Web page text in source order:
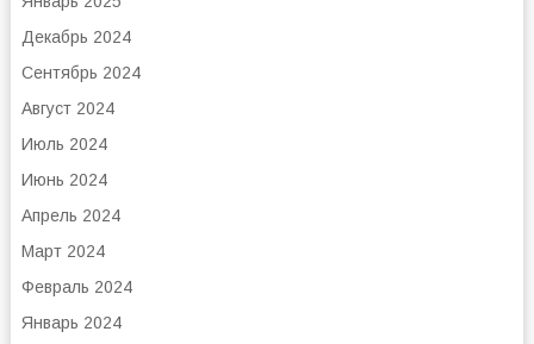
Декабрь 2024
Сентябрь 2024
Август 2024
Июль 2024
Июнь 2024
Апрель 2024
Март 2024
Февраль 2024
Январь 2024